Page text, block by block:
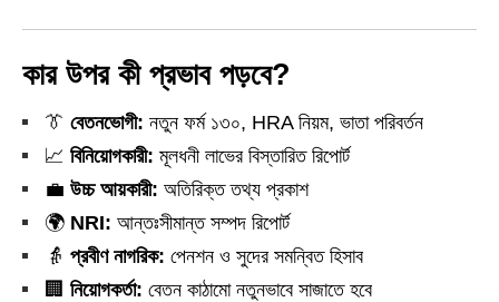
কার উপর কী প্রভাব পড়বে?
👔 বেতনভোগী: নতুন ফর্ম ১৩০, HRA নিয়ম, ভাতা পরিবর্তন
📈 বিনিয়োগকারী: মূলধনী লাভের বিস্তারিত রিপোর্ট
💼 উচ্চ আয়কারী: অতিরিক্ত তথ্য প্রকাশ
🌍 NRI: আন্তঃসীমান্ত সম্পদ রিপোর্ট
👵 প্রবীণ নাগরিক: পেনশন ও সুদের সমন্বিত হিসাব
🏢 নিয়োগকর্তা: বেতন কাঠামো নতুনভাবে সাজাতে হবে